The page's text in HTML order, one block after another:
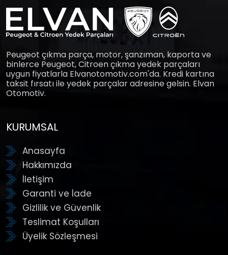
Peugeot çıkma parça, motor, şanzıman, kaporta ve
binlerce Peugeot, Citroen çıkma yedek parçaları
uygun fiyatlarla Elvanotomotiv.com'da. Kredi kartına
taksit fırsatı ile yedek parçalar adresine gelsin. Elvan
Otomotiv.
KURUMSAL
Anasayfa
Hakkımızda
İletişim
Garanti ve İade
Gizlilik ve Güvenlik
Teslimat Koşulları
Üyelik Sözleşmesi